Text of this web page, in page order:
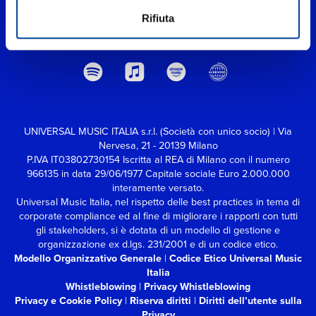
Rifiuta
UNIVERSAL MUSIC ITALIA s.r.l. (Società con unico socio) | Via
Nervesa, 21 - 20139 Milano
P.IVA IT03802730154 Iscritta al REA di Milano con il numero
966135 in data 29/06/1977 Capitale sociale Euro 2.000.000
interamente versato.
Universal Music Italia, nel rispetto delle best practices in tema di
corporate compliance ed al fine di migliorare i rapporti con tutti
gli stakeholders, si è dotata di un modello di gestione e
organizzazione ex d.lgs. 231/2001 e di un codice etico.
Modello Organizzativo Generale | Codice Etico Universal Music
Italia
Whistleblowing | Privacy Whistleblowing
Privacy e Cookie Policy| Riserva diritti | Diritti dell’utente sulla